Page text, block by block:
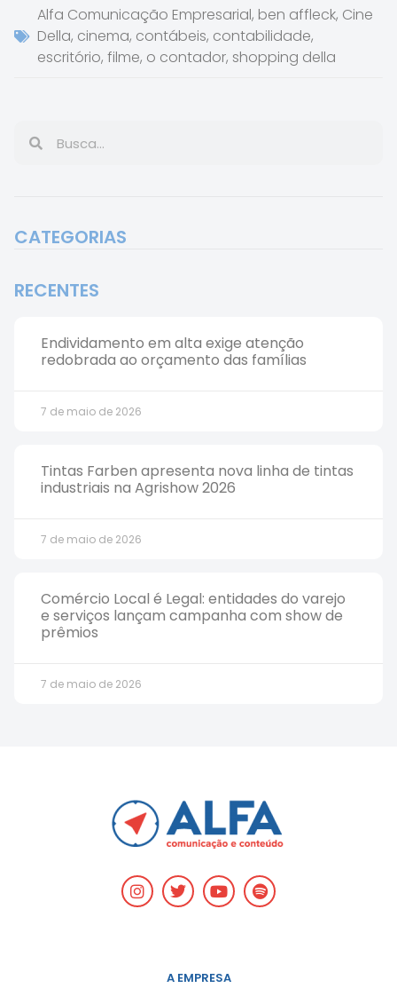
Alfa Comunicação Empresarial, ben affleck, Cine
Della, cinema, contábeis, contabilidade,
escritório, filme, o contador, shopping della
CATEGORIAS
RECENTES
Endividamento em alta exige atenção
redobrada ao orçamento das famílias
7 de maio de 2026
Tintas Farben apresenta nova linha de tintas
industriais na Agrishow 2026
7 de maio de 2026
Comércio Local é Legal: entidades do varejo
e serviços lançam campanha com show de
prêmios
7 de maio de 2026
A EMPRESA